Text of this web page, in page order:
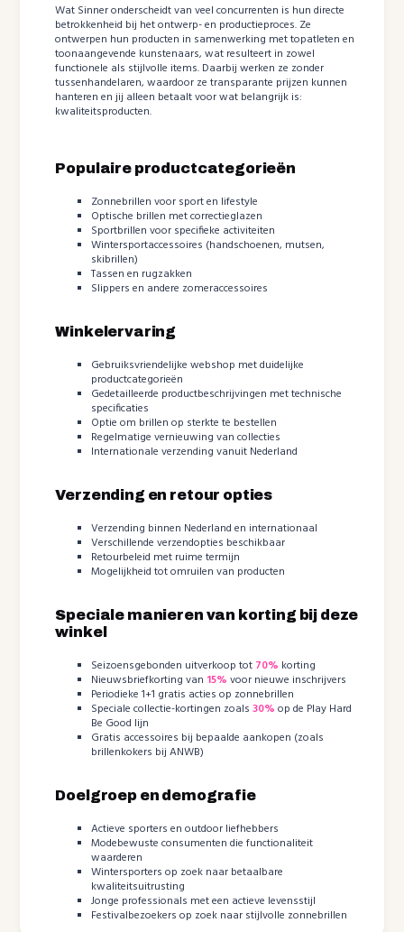
Wat Sinner onderscheidt van veel concurrenten is hun directe
betrokkenheid bij het ontwerp- en productieproces. Ze
ontwerpen hun producten in samenwerking met topatleten en
toonaangevende kunstenaars, wat resulteert in zowel
functionele als stijlvolle items. Daarbij werken ze zonder
tussenhandelaren, waardoor ze transparante prijzen kunnen
hanteren en jij alleen betaalt voor wat belangrijk is:
kwaliteitsproducten.
Populaire productcategorieën
Zonnebrillen voor sport en lifestyle
Optische brillen met correctieglazen
Sportbrillen voor specifieke activiteiten
Wintersportaccessoires (handschoenen, mutsen,
skibrillen)
Tassen en rugzakken
Slippers en andere zomeraccessoires
Winkelervaring
Gebruiksvriendelijke webshop met duidelijke
productcategorieën
Gedetailleerde productbeschrijvingen met technische
specificaties
Optie om brillen op sterkte te bestellen
Regelmatige vernieuwing van collecties
Internationale verzending vanuit Nederland
Verzending en retour opties
Verzending binnen Nederland en internationaal
Verschillende verzendopties beschikbaar
Retourbeleid met ruime termijn
Mogelijkheid tot omruilen van producten
Speciale manieren van korting bij deze
winkel
Seizoensgebonden uitverkoop tot 70% korting
Nieuwsbriefkorting van 15% voor nieuwe inschrijvers
Periodieke 1+1 gratis acties op zonnebrillen
Speciale collectie-kortingen zoals30% op de Play Hard
Be Good lijn
Gratis accessoires bij bepaalde aankopen (zoals
brillenkokers bij ANWB)
Doelgroep en demografie
Actieve sporters en outdoor liefhebbers
Modebewuste consumenten die functionaliteit
waarderen
Wintersporters op zoek naar betaalbare
kwaliteitsuitrusting
Jonge professionals met een actieve levensstijl
Festivalbezoekers op zoek naar stijlvolle zonnebrillen